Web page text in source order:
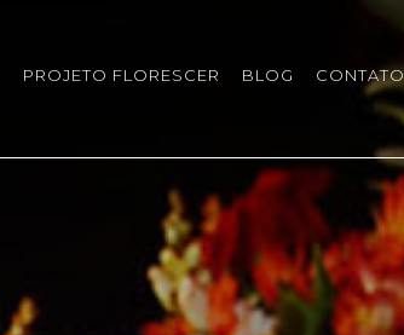
PROJETO FLORESCER BLOG CONTATO